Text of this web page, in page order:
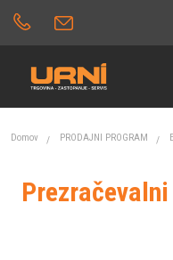
Domov PRODAJNI PROGRAM